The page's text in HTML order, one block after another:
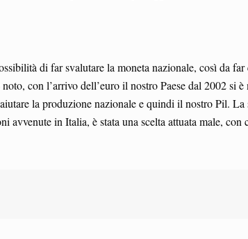
di far svalutare la moneta nazionale, così da
con l’arrivo dell’euro il nostro Paese dal 2002 si
la produzione nazionale e quindi il nostro Pil. La
in Italia, è stata una scelta attuata male, con